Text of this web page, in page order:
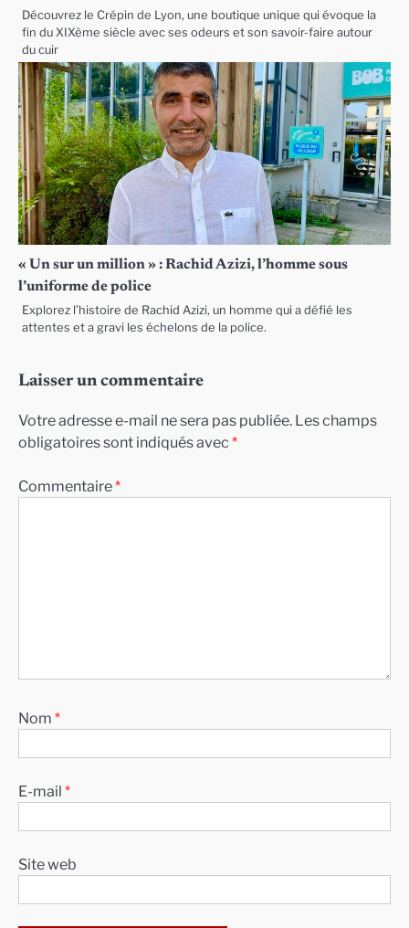
Découvrez le Crépin de Lyon, une boutique unique qui évoque la
fin du XIXème siècle avec ses odeurs et son savoir-faire autour
du cuir
« Un sur un million » : Rachid Azizi, l’homme sous
l’uniforme de police
Explorez l’histoire de Rachid Azizi, un homme qui a défié les
attentes et a gravi les échelons de la police.
Laisser un commentaire
Votre adresse e-mail ne sera pas publiée. Les champs
obligatoires sont indiqués avec *
Commentaire*
Nom *
E-mail *
Site web